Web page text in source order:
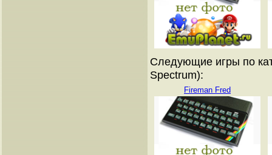
Следующие игры по
Spectrum):
Fireman Fred